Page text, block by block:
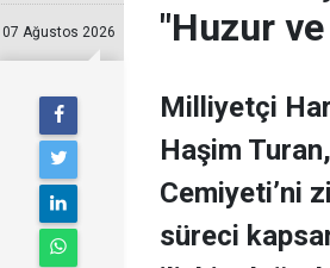
07 Ağustos 2026
"Huzur
Milliyetçi
Haşim
Cemiyeti’ni
süreci